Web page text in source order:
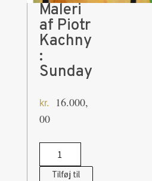
Maleri
af Piotr
Kachny
:
Sunday
kr.
16.000,
00
Maleri
af
Tilføj til